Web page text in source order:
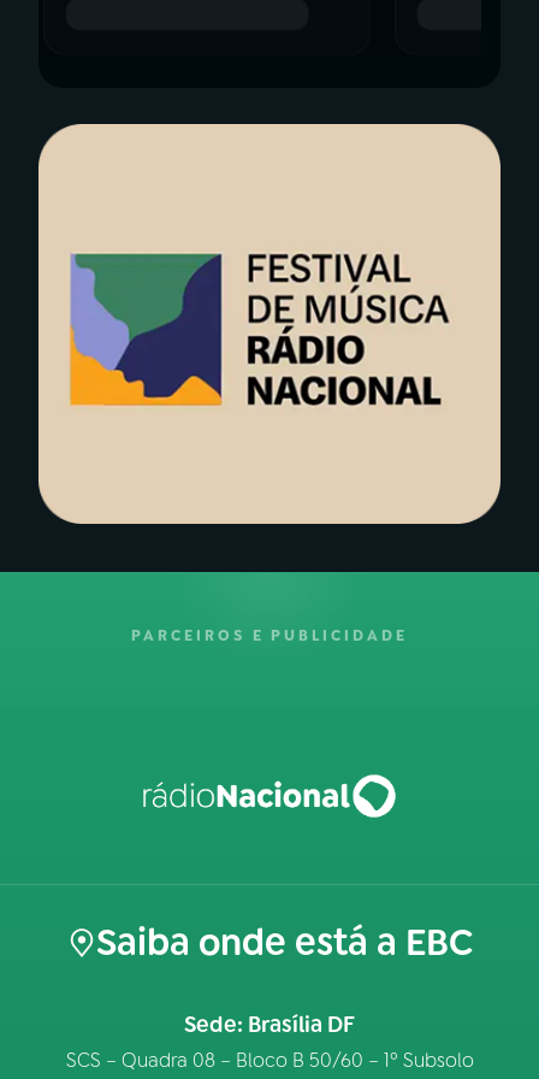
PARCEIROS E PUBLICIDADE
Saiba onde está a EBC
Sede: Brasília DF
SCS – Quadra 08 – Bloco B 50/60 – 1º Subsolo